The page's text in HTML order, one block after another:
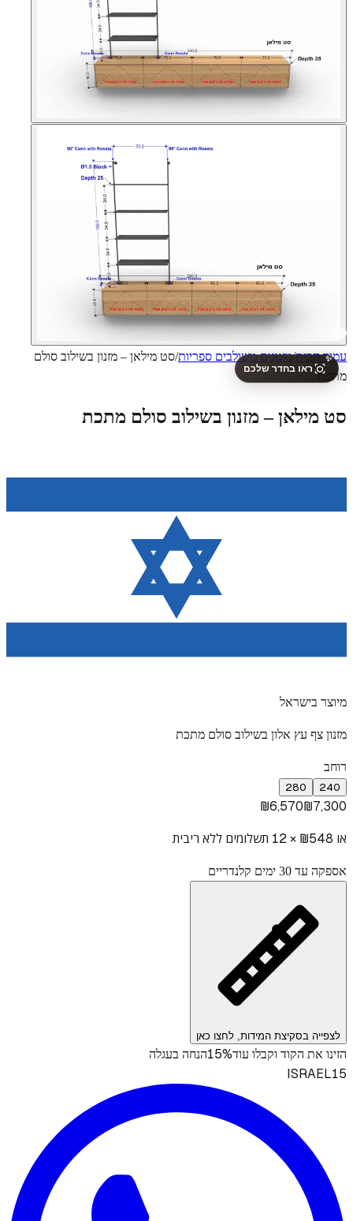
✨
ראו בחדר שלכם
עמוד הבית/מזנונים משולבים ספריות/סט מילאן – מזנון בשילוב סולם
מתכת
סט מילאן – מזנון בשילוב סולם מתכת
מיוצר בישראל
מזנון צף עץ אלון בשילוב סולם מתכת
רוחב
240
280
₪6,570₪7,300
או ₪ 548 × 12 תשלומים ללא ריבית
אספקה עד 30 ימים קלנדריים
לצפייה בסקיצת המידות, לחצו כאן
הזינו את הקוד וקבלו עוד15%הנחה בעגלה
ISRAEL15